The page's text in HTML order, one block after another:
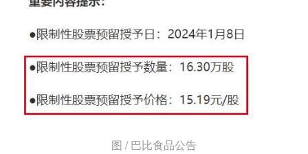
图 / 巴比食品公告